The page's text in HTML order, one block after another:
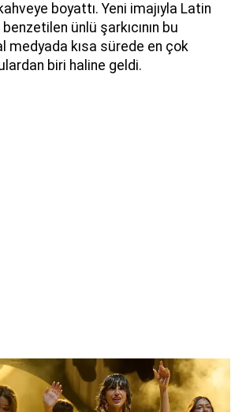
boyattı. Yeni imajıyla Latin
benzetilen ünlü şarkıcının bu
medyada kısa sürede en çok
biri haline geldi.